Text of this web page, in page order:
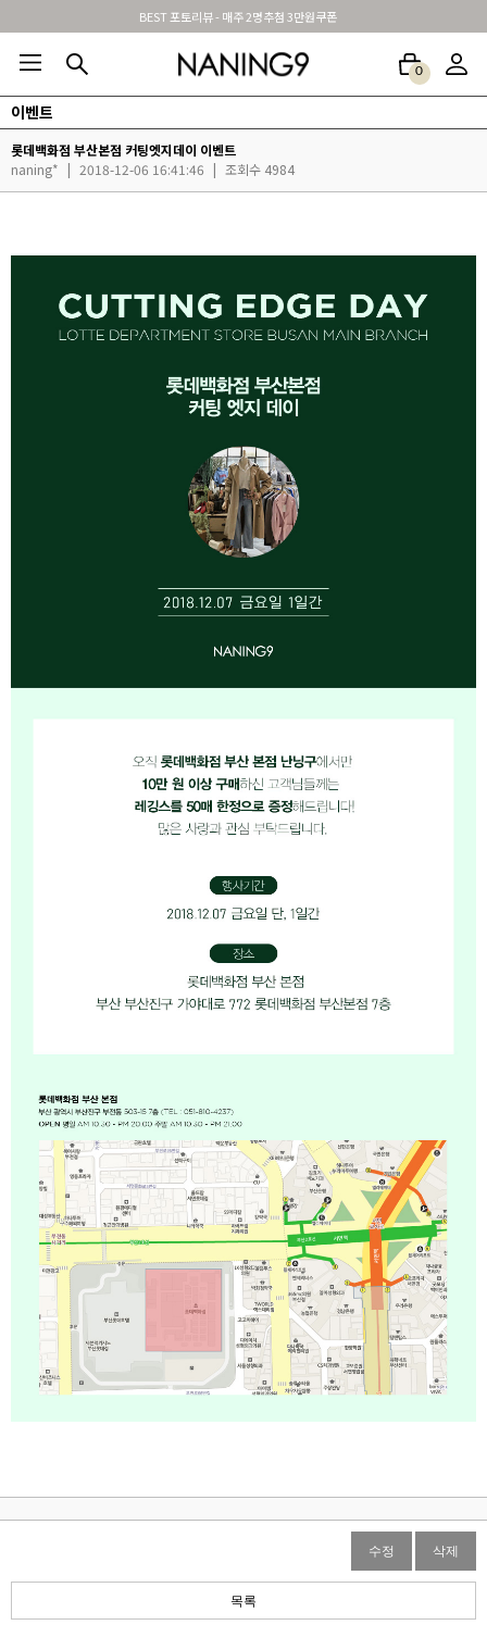
BEST 포토리뷰 - 매주 2명추첨 3만원쿠폰
0
BEST100🤍
이벤트
롯데백화점 부산본점 커팅엣지데이 이벤트
naning* | 2018-12-06 16:41:46 | 조회수 4984
수정 삭제
목록